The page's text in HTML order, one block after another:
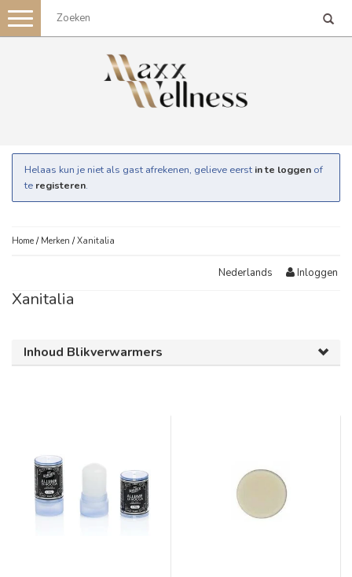
Toggle
navigation
Helaas kun je niet als gast afrekenen, gelieve eerst in te loggen of
te registeren.
Home / Merken /Xanitalia
Nederlands Inloggen
Xanitalia
Inhoud Blikverwarmers